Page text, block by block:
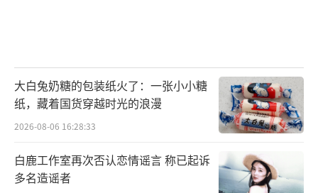
大白兔奶糖的包装纸火了：一张小小糖
纸，藏着国货穿越时光的浪漫
2026-08-06 16:28:33
白鹿工作室再次否认恋情谣言 称已起诉
多名造谣者